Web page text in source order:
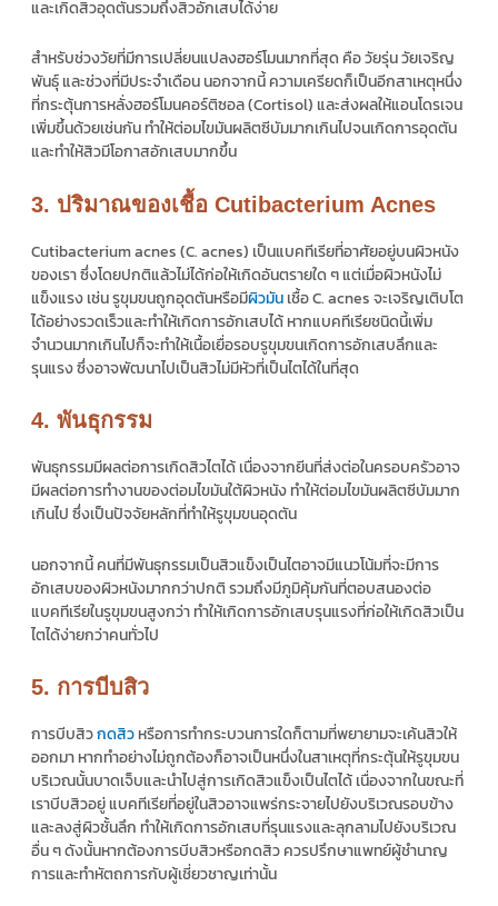
และเกิดสิวอุดตันรวมถึงสิวอักเสบได้ง่าย
สำหรับช่วงวัยที่มีการเปลี่ยนแปลงฮอร์โมนมากที่สุด คือ วัยรุ่น วัยเจริญ
พันธุ์ และช่วงที่มีประจำเดือน นอกจากนี้ ความเครียดก็เป็นอีกสาเหตุหนึ่ง
ที่กระตุ้นการหลั่งฮอร์โมนคอร์ติซอล (Cortisol) และส่งผลให้แอนโดรเจน
เพิ่มขึ้นด้วยเช่นกัน ทำให้ต่อมไขมันผลิตซีบัมมากเกินไปจนเกิดการอุดตัน
และทำให้สิวมีโอกาสอักเสบมากขึ้น
3. ปริมาณของเชื้อ Cutibacterium Acnes
Cutibacterium acnes (C. acnes) เป็นแบคทีเรียที่อาศัยอยู่บนผิวหนัง
ของเรา ซึ่งโดยปกติแล้วไม่ได้ก่อให้เกิดอันตรายใด ๆ แต่เมื่อผิวหนังไม่
แข็งแรง เช่น รูขุมขนถูกอุดตันหรือมีผิวมันเชื้อ C. acnes จะเจริญเติบโต
ได้อย่างรวดเร็วและทำให้เกิดการอักเสบได้ หากแบคทีเรียชนิดนี้เพิ่ม
จำนวนมากเกินไปก็จะทำให้เนื้อเยื่อรอบรูขุมขนเกิดการอักเสบลึกและ
รุนแรง ซึ่งอาจพัฒนาไปเป็นสิวไม่มีหัวที่เป็นไตได้ในที่สุด
4. พันธุกรรม
พันธุกรรมมีผลต่อการเกิดสิวไตได้ เนื่องจากยีนที่ส่งต่อในครอบครัวอาจ
มีผลต่อการทำงานของต่อมไขมันใต้ผิวหนัง ทำให้ต่อมไขมันผลิตซีบัมมาก
เกินไป ซึ่งเป็นปัจจัยหลักที่ทำให้รูขุมขนอุดตัน
นอกจากนี้ คนที่มีพันธุกรรมเป็นสิวแข็งเป็นไตอาจมีแนวโน้มที่จะมีการ
อักเสบของผิวหนังมากกว่าปกติ รวมถึงมีภูมิคุ้มกันที่ตอบสนองต่อ
แบคทีเรียในรูขุมขนสูงกว่า ทำให้เกิดการอักเสบรุนแรงที่ก่อให้เกิดสิวเป็น
ไตได้ง่ายกว่าคนทั่วไป
5. การบีบสิว
การบีบสิวกดสิวหรือการทำกระบวนการใดก็ตามที่พยายามจะเค้นสิวให้
ออกมา หากทำอย่างไม่ถูกต้องก็อาจเป็นหนึ่งในสาเหตุที่กระตุ้นให้รูขุมขน
บริเวณนั้นบาดเจ็บและนำไปสู่การเกิดสิวแข็งเป็นไตได้ เนื่องจากในขณะที่
เราบีบสิวอยู่ แบคทีเรียที่อยู่ในสิวอาจแพร่กระจายไปยังบริเวณรอบข้าง
และลงสู่ผิวชั้นลึก ทำให้เกิดการอักเสบที่รุนแรงและลุกลามไปยังบริเวณ
อื่น ๆ ดังนั้นหากต้องการบีบสิวหรือกดสิว ควรปรึกษาแพทย์ผู้ชำนาญ
การและทำหัตถการกับผู้เชี่ยวชาญเท่านั้น